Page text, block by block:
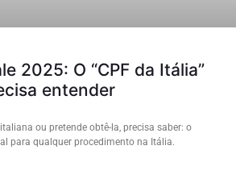
2025: O “CPF da Itália”
entender
ou pretende obtê-la, precisa saber: o
para qualquer procedimento na Itália.